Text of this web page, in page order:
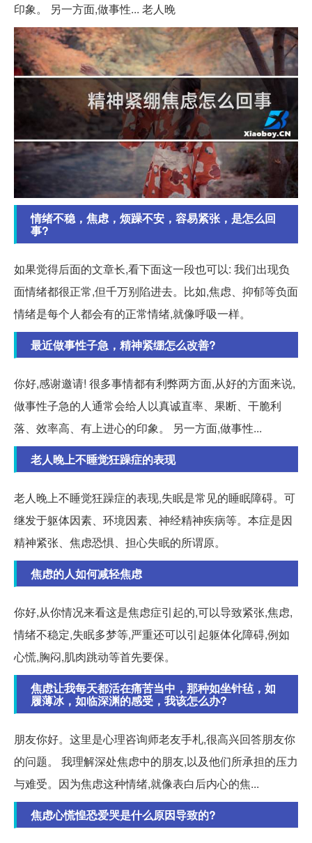
印象。 另一方面,做事性... 老人晚
情绪不稳，焦虑，烦躁不安，容易紧张，是怎么回
事?
如果觉得后面的文章长,看下面这一段也可以: 我们出现负
面情绪都很正常,但千万别陷进去。比如,焦虑、抑郁等负面
情绪是每个人都会有的正常情绪,就像呼吸一样。
最近做事性子急，精神紧绷怎么改善?
你好,感谢邀请! 很多事情都有利弊两方面,从好的方面来说,
做事性子急的人通常会给人以真诚直率、果断、干脆利
落、效率高、有上进心的印象。 另一方面,做事性...
老人晚上不睡觉狂躁症的表现
老人晚上不睡觉狂躁症的表现,失眠是常见的睡眠障碍。可
继发于躯体因素、环境因素、神经精神疾病等。本症是因
精神紧张、焦虑恐惧、担心失眠的所谓原。
焦虑的人如何减轻焦虑
你好,从你情况来看这是焦虑症引起的,可以导致紧张,焦虑,
情绪不稳定,失眠多梦等,严重还可以引起躯体化障碍,例如
心慌,胸闷,肌肉跳动等首先要保。
焦虑让我每天都活在痛苦当中，那种如坐针毡，如
履薄冰，如临深渊的感受，我该怎么办?
朋友你好。这里是心理咨询师老友手札,很高兴回答朋友你
的问题。 我理解深处焦虑中的朋友,以及他们所承担的压力
与难受。因为焦虑这种情绪,就像表白后内心的焦...
焦虑心慌惶恐爱哭是什么原因导致的?